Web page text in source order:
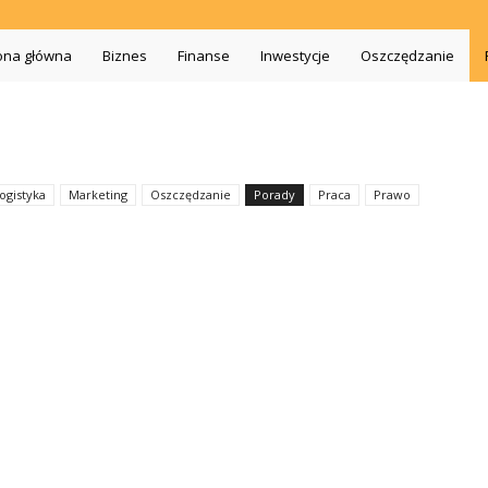
główna Biznes Finanse Inwestycje Oszczędzanie
Marketing Oszczędzanie Porady Praca Prawo